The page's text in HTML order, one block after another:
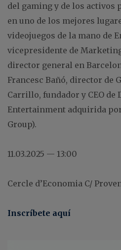
del gaming y de los activos
en uno de los mejores
videojuegos de la mano de
vicepresidente de
director general en
Francesc Bañó, director de
Carrillo, fundador y CEO de
Entertainment adquirida
Group).
11.03.2025 — 13:00
Cercle d’Economia C/
Inscríbete aquí